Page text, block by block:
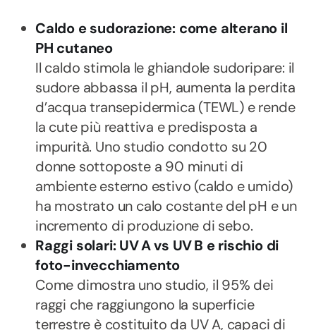
Caldo e sudorazione: come alterano il
PH cutaneo
Il caldo stimola le ghiandole sudoripare: il
sudore abbassa il pH, aumenta la perdita
d’acqua transepidermica (TEWL) e rende
la cute più reattiva e predisposta a
impurità. Uno studio condotto su 20
donne sottoposte a 90 minuti di
ambiente esterno estivo (caldo e umido)
ha mostrato un calo costante del pH e un
incremento di produzione di sebo.
Raggi solari: UV A vs UV B e rischio di
foto-invecchiamento
Come dimostra uno studio, il 95% dei
raggi che raggiungono la superficie
terrestre è costituito da UV A, capaci di